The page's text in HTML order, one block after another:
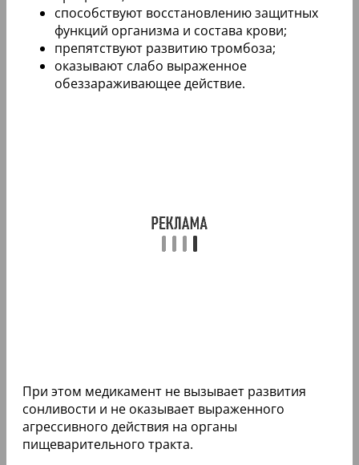
способствуют восстановлению защитных
функций организма и состава крови;
препятствуют развитию тромбоза;
оказывают слабо выраженное
обеззараживающее действие.
При этом медикамент не вызывает развития
сонливости и не оказывает выраженного
агрессивного действия на органы
пищеварительного тракта.